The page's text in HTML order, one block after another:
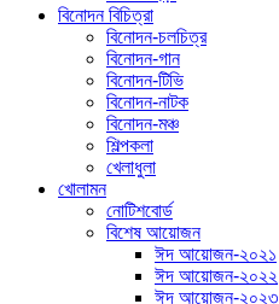
বিনোদন বিচিত্রা
বিনোদন-চলচিত্র
বিনোদন-গান
বিনোদন-টিভি
বিনোদন-নাটক
বিনোদন-মঞ্চ
শিল্পকলা
খেলাধুলা
খোলামন
নোটিশবোর্ড
বিশেষ আয়োজন
ঈদ আয়োজন-২০২১
ঈদ আয়োজন-২০২২
ঈদ আয়োজন-২০২৩